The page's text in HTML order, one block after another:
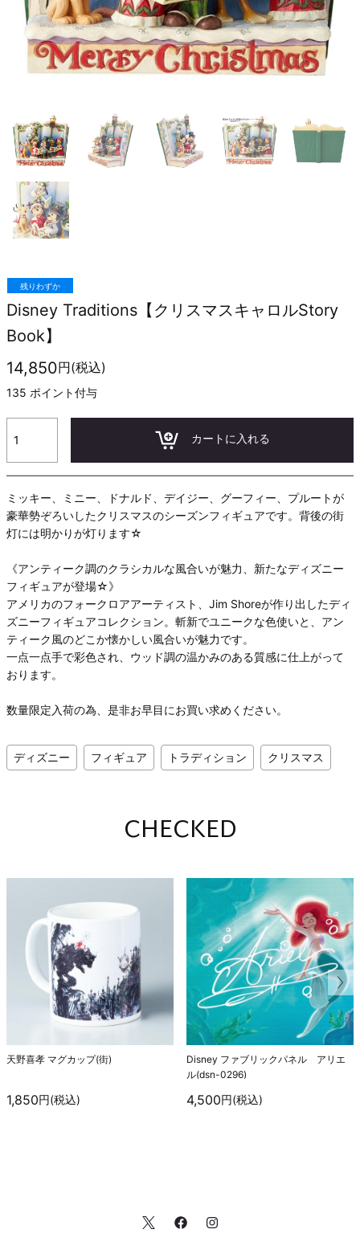
残りわずか
Disney Traditions【クリスマスキャロルStory
Book】
14,850円(税込)
135 ポイント付与
カートに入れる
ミッキー、ミニー、ドナルド、デイジー、グーフィー、プルートが
豪華勢ぞろいしたクリスマスのシーズンフィギュアです。背後の街
灯には明かりが灯ります☆
《アンティーク調のクラシカルな風合いが魅力、新たなディズニー
フィギュアが登場☆》
アメリカのフォークロアアーティスト、Jim Shoreが作り出したディ
ズニーフィギュアコレクション。斬新でユニークな色使いと、アン
ティーク風のどこか懐かしい風合いが魅力です。
一点一点手で彩色され、ウッド調の温かみのある質感に仕上がって
おります。
数量限定入荷の為、是非お早目にお買い求めください。
ディズニー フィギュア トラディション クリスマス
CHECKED
天野喜孝 マグカップ(街)
1,850円(税込)
Disney ファブリックパネル アリエ
ル(dsn-0296)
4,500円(税込)